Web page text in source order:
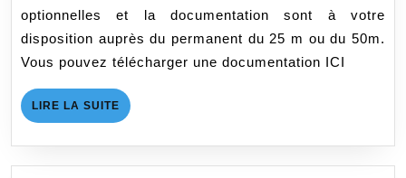
optionnelles et la documentation sont à votre
disposition auprès du permanent du 25 m ou du 50m.
Vous pouvez télécharger une documentation ICI
LIRE LA SUITE LIRE
LA